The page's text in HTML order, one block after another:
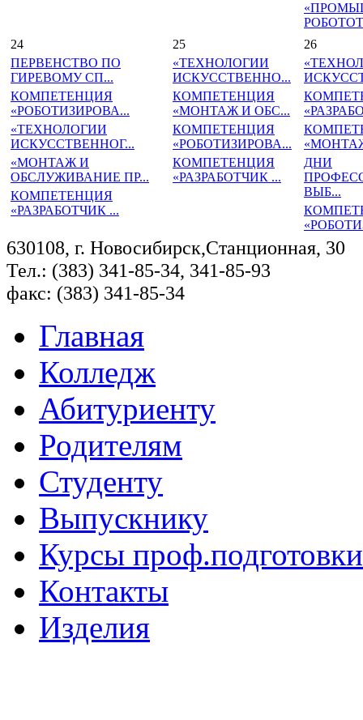
24
ПЕРВЕНСТВО ПО
ГИРЕВОМУ СП...
КОМПЕТЕНЦИЯ
«РОБОТИЗИРОВА...
«ТЕХНОЛОГИИ
ИСКУССТВЕННОГ...
«МОНТАЖ И
ОБСЛУЖИВАНИЕ ПР...
КОМПЕТЕНЦИЯ
«РАЗРАБОТЧИК ...
25
«ТЕХНОЛОГИИ
ИСКУССТВЕННО...
КОМПЕТЕНЦИЯ
«МОНТАЖ И ОБС...
КОМПЕТЕНЦИЯ
«РОБОТИЗИРОВА...
КОМПЕТЕНЦИЯ
«РАЗРАБОТЧИК ...
26
ДНИ
ВЫБ...
630108, г. Новосибирск,Станционная, 30
Тел.: (383) 341-85-34, 341-85-93
факс: (383) 341-85-34
Главная
Колледж
Абитуриенту
Родителям
Студенту
Выпускнику
Курсы проф.подготовки
Контакты
Изделия